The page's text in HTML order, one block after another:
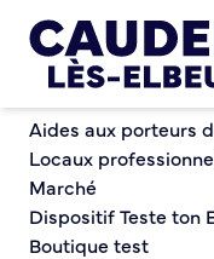
Nous contacter
Nous
Chèques-cadeaux
Aides aux porteurs
Locaux
Marché
Dispositif Teste ton
Boutique test